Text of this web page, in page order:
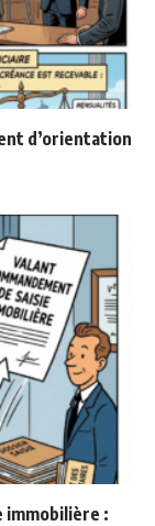
d’orientation
immobilière :